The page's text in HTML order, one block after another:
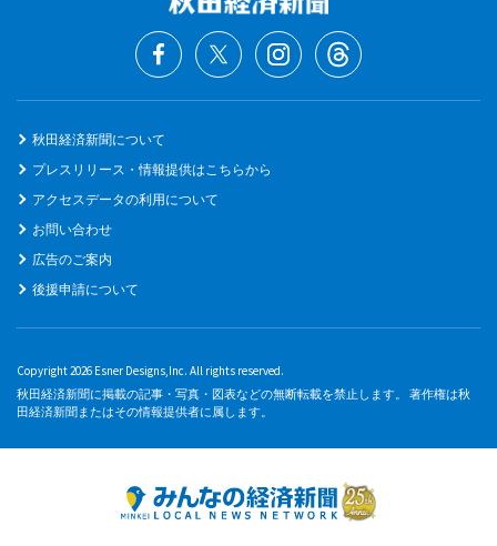
秋田経済新聞について
プレスリリース・情報提供はこちらから
アクセスデータの利用について
お問い合わせ
広告のご案内
後援申請について
Copyright 2026 Esner Designs,Inc. All rights reserved.
秋田経済新聞に掲載の記事・写真・図表などの無断転載を禁止します。 著作権は秋
田経済新聞またはその情報提供者に属します。